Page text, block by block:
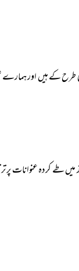
کے ہیں اور ہمارے
طے کر دہ عنوانات پر